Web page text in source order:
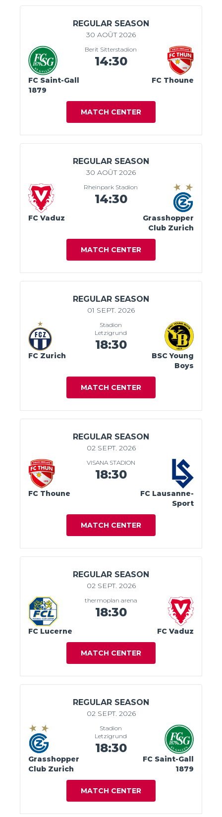
REGULAR SEASON
30 AOÛT 2026
FC Saint-Gall
1879
Berit Sitterstadion
14:30
FC Thoune
MATCH CENTER
REGULAR SEASON
30 AOÛT 2026
FC Vaduz
Rheinpark Stadion
14:30
Grasshopper
Club Zurich
MATCH CENTER
REGULAR SEASON
01 SEPT. 2026
FC Zurich
Stadion
Letzigrund
18:30
BSC Young
Boys
MATCH CENTER
REGULAR SEASON
02 SEPT. 2026
FC Thoune
VISANA STADION
18:30
FC Lausanne-
Sport
MATCH CENTER
REGULAR SEASON
02 SEPT. 2026
FC Lucerne
thermoplan arena
18:30
FC Vaduz
MATCH CENTER
REGULAR SEASON
02 SEPT. 2026
Grasshopper
Club Zurich
Stadion
Letzigrund
18:30
FC Saint-Gall
1879
MATCH CENTER